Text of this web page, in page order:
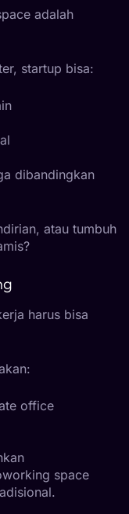
adalah
, startup bisa:
dibandingkan
atau tumbuh
harus bisa
office
space